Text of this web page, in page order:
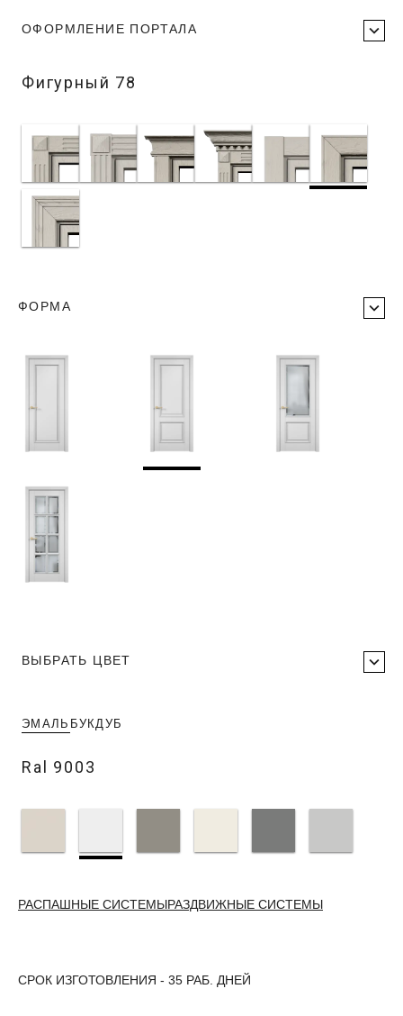
ОФОРМЛЕНИЕ ПОРТАЛА
Фигурный 78
ФОРМА
ВЫБРАТЬ ЦВЕТ
ЭМАЛЬ БУКДУБ
Ral 9003
РАСПАШНЫЕ СИСТЕМЫРАЗДВИЖНЫЕ СИСТЕМЫ
СРОК ИЗГОТОВЛЕНИЯ - 35 РАБ. ДНЕЙ